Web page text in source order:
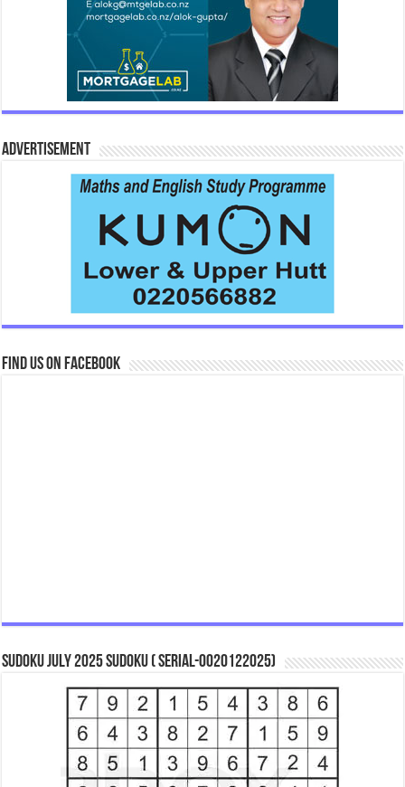
Advertisement
Find us on Facebook
Sudoku July 2025 Sudoku ( Serial-0020122025)